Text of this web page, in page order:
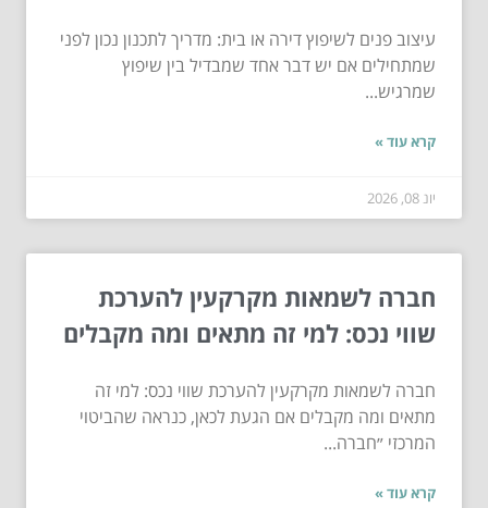
עיצוב פנים לשיפוץ דירה או בית: מדריך לתכנון נכון לפני
שמתחילים אם יש דבר אחד שמבדיל בין שיפוץ
שמרגיש...
קרא עוד »
יונ 08, 2026
חברה לשמאות מקרקעין להערכת
שווי נכס: למי זה מתאים ומה מקבלים
חברה לשמאות מקרקעין להערכת שווי נכס: למי זה
מתאים ומה מקבלים אם הגעת לכאן, כנראה שהביטוי
המרכזי ״חברה...
קרא עוד »